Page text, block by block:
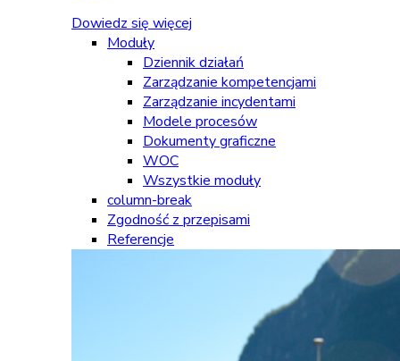
Dowiedz się więcej
Moduły
Dziennik działań
Zarządzanie kompetencjami
Zarządzanie incydentami
Modele procesów
Dokumenty graficzne
WOC
Wszystkie moduły
column-break
Zgodność z przepisami
Referencje